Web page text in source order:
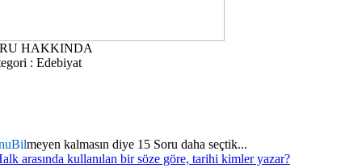
HAKKINDA
: Edebiyat
meyen kalmasın diye 15 Soru daha seçtik...
arasında kullanılan bir söze göre, tarihi kimler yazar?